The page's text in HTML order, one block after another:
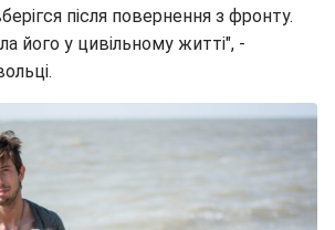
після повернення з фронту.
його у цивільному житті", -